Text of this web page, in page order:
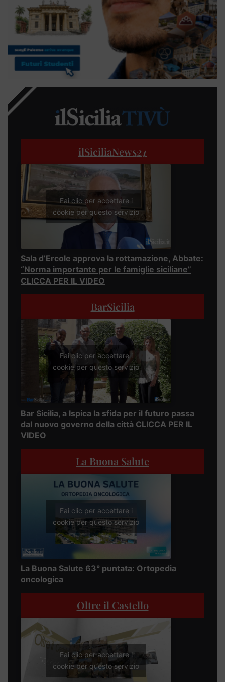
ilSiciliaNews24
Fai clic per accettare i
cookie per questo servizio
Sala d’Ercole approva la rottamazione, Abbate:
“Norma importante per le famiglie siciliane”
CLICCA PER IL VIDEO
BarSicilia
Fai clic per accettare i
cookie per questo servizio
Bar Sicilia, a Ispica la sfida per il futuro passa
dal nuovo governo della città CLICCA PER IL
VIDEO
La Buona Salute
Fai clic per accettare i
cookie per questo servizio
La Buona Salute 63° puntata: Ortopedia
oncologica
Oltre il Castello
Fai clic per accettare i
cookie per questo servizio